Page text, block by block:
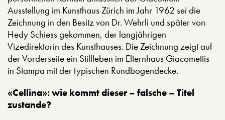
Ausstellung im Kunsthaus Zürich im Jahr 1962 sei die
Zeichnung in den Besitz von Dr. Wehrli und später von
Hedy Schiess gekommen, der langjährigen
Vizedirektorin des Kunsthauses. Die Zeichnung zeigt auf
der Vorderseite ein Stillleben im Elternhaus Giacomettis
in Stampa mit der typischen Rundbogendecke.
«Cellina»: wie kommt dieser – falsche – Titel
zustande?